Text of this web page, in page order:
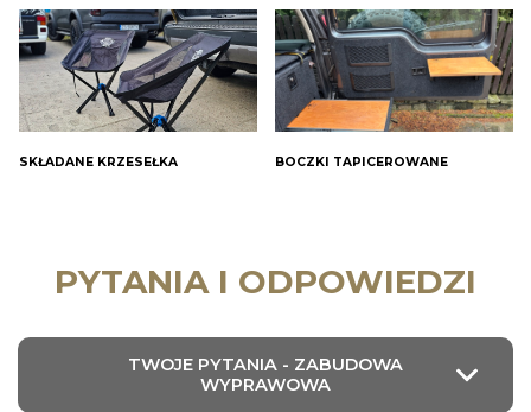
SKŁADANE KRZESEŁKA BOCZKI TAPICEROWANE
PYTANIA I ODPOWIEDZI
TWOJE PYTANIA - ZABUDOWA
WYPRAWOWA